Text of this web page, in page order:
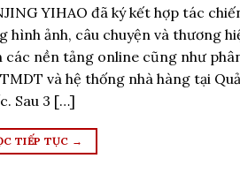
YIHAO đã ký kết hợp tác
hình ảnh, câu chuyện và thương
nền tảng online cũng như
và hệ thống nhà hàng tại
Sau 3 […]
TIẾP TỤC →